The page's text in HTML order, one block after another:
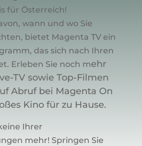
für Österreich!
wann und wo Sie
bietet Magenta TV ein
das sich nach Ihren
Erleben Sie noch mehr
TV sowie Top-Filmen
Abruf bei Magenta On
Kino für zu Hause.
Ihrer
mehr! Springen Sie